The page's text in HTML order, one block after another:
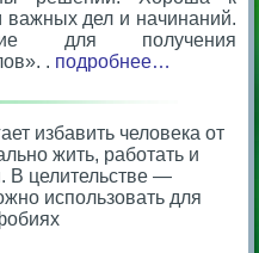
дел и начинаний.
для получения
. подробнее…
избавить человека от
жить, работать и
В целительстве —
использовать для